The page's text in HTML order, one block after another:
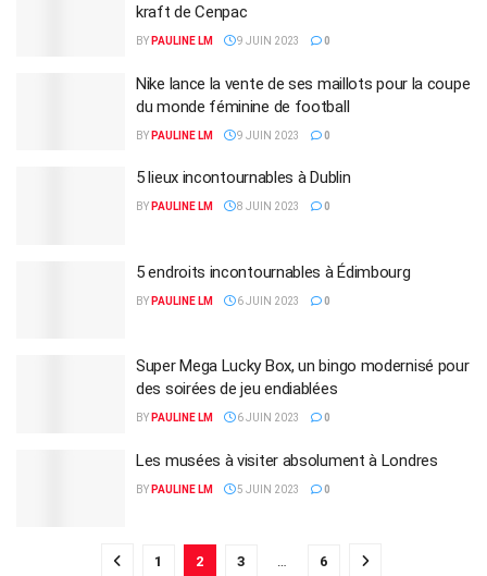
kraft de Cenpac
BY PAULINE LM 9 JUIN 2023 0
Nike lance la vente de ses maillots pour la coupe
du monde féminine de football
BY PAULINE LM 9 JUIN 2023 0
5 lieux incontournables à Dublin
BY PAULINE LM 8 JUIN 2023 0
5 endroits incontournables à Édimbourg
BY PAULINE LM 6 JUIN 2023 0
Super Mega Lucky Box, un bingo modernisé pour
des soirées de jeu endiablées
BY PAULINE LM 6 JUIN 2023 0
Les musées à visiter absolument à Londres
BY PAULINE LM 5 JUIN 2023 0
1 2 3 … 6